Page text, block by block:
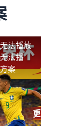
法播放
法播
案